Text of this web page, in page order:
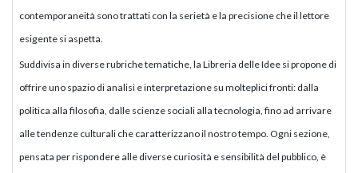
contemporaneità sono trattati con la serietà e la precisione che il lettore
esigente si aspetta.
Suddivisa in diverse rubriche tematiche, la Libreria delle Idee si propone di
offrire uno spazio di analisi e interpretazione su molteplici fronti: dalla
politica alla filosofia, dalle scienze sociali alla tecnologia, fino ad arrivare
alle tendenze culturali che caratterizzano il nostro tempo. Ogni sezione,
pensata per rispondere alle diverse curiosità e sensibilità del pubblico, è